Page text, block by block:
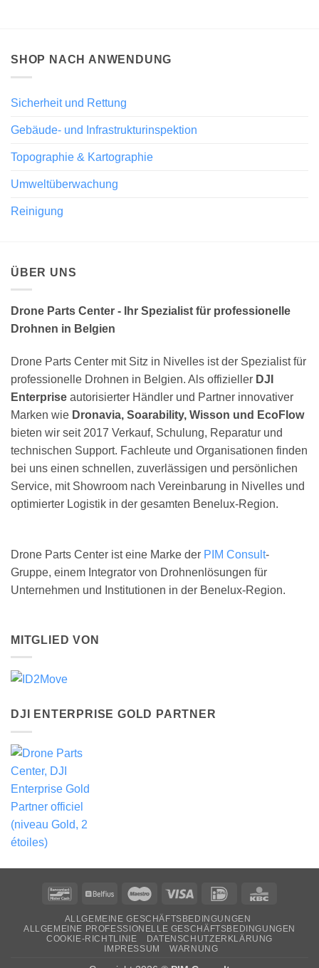
SHOP NACH ANWENDUNG
Sicherheit und Rettung
Gebäude- und Infrastrukturinspektion
Topographie & Kartographie
Umweltüberwachung
Reinigung
ÜBER UNS
Drone Parts Center - Ihr Spezialist für professionelle
Drohnen in Belgien
Drone Parts Center mit Sitz in Nivelles ist der Spezialist für
professionelle Drohnen in Belgien. Als offizieller DJI
Enterprise autorisierter Händler und Partner innovativer
Marken wie Dronavia, Soarability, Wisson und EcoFlow
bieten wir seit 2017 Verkauf, Schulung, Reparatur und
technischen Support. Fachleute und Organisationen finden
bei uns einen schnellen, zuverlässigen und persönlichen
Service, mit Showroom nach Vereinbarung in Nivelles und
optimierter Logistik in der gesamten Benelux-Region.
Drone Parts Center ist eine Marke der PIM Consult-
Gruppe, einem Integrator von Drohnenlösungen für
Unternehmen und Institutionen in der Benelux-Region.
MITGLIED VON
DJI ENTERPRISE GOLD PARTNER
BancontactBelfius Maestro Ideal
ALLGEMEINE GESCHÄFTSBEDINGUNGEN
ALLGEMEINE PROFESSIONELLE GESCHÄFTSBEDINGUNGEN
COOKIE-RICHTLINIE
DATENSCHUTZERKLÄRUNG
IMPRESSUM
WARNUNG